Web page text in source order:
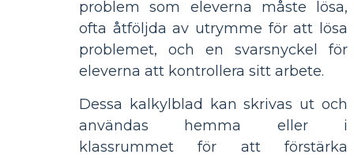
problem som eleverna måste lösa,
ofta åtföljda av utrymme för att lösa
problemet, och en svarsnyckel för
eleverna att kontrollera sitt arbete.
Dessa kalkylblad kan skrivas ut och
användas hemma eller i
klassrummet för att förstärka